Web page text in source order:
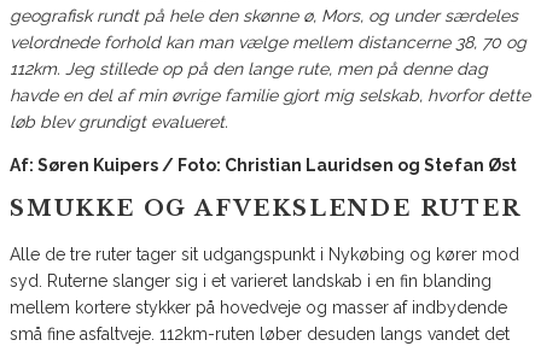
geografisk rundt på hele den skønne ø, Mors, og under særdeles
velordnede forhold kan man vælge mellem distancerne 38, 70 og
112km. Jeg stillede op på den lange rute, men på denne dag
havde en del af min øvrige familie gjort mig selskab, hvorfor dette
løb blev grundigt evalueret.
Af: Søren Kuipers / Foto: Christian Lauridsen og Stefan Øst
SMUKKE OG AFVEKSLENDE RUTER
Alle de tre ruter tager sit udgangspunkt i Nykøbing og kører mod
syd. Ruterne slanger sig i et varieret landskab i en fin blanding
mellem kortere stykker på hovedveje og masser af indbydende
små fine asfaltveje. 112km-ruten løber desuden langs vandet det